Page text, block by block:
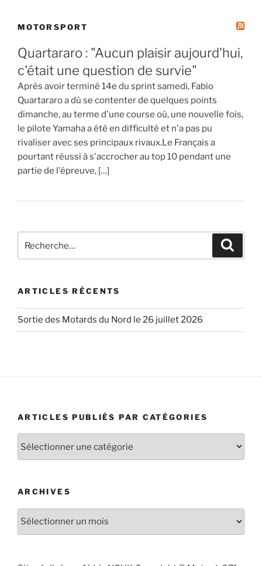
MOTORSPORT
Quartararo : "Aucun plaisir aujourd'hui,
c'était une question de survie"
Après avoir terminé 14e du sprint samedi, Fabio
Quartararo a dû se contenter de quelques points
dimanche, au terme d'une course où, une nouvelle fois,
le pilote Yamaha a été en difficulté et n'a pas pu
rivaliser avec ses principaux rivaux.Le Français a
pourtant réussi à s'accrocher au top 10 pendant une
partie de l'épreuve, […]
pour
ARTICLES RÉCENTS
Sortie des Motards du Nord le 26 juillet 2026
ARTICLES PUBLIÉS PAR CATÉGORIES
ARCHIVES
Archives